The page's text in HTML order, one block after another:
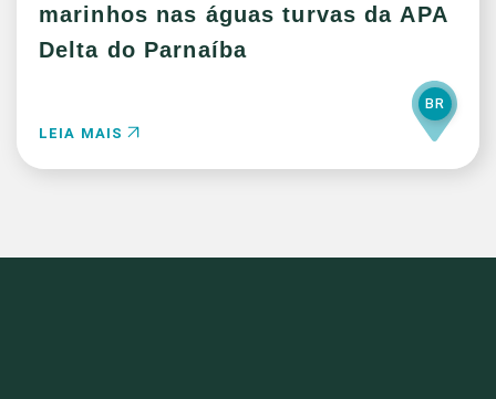
marinhos nas águas turvas da APA
Delta do Parnaíba
LEIA MAIS
BR